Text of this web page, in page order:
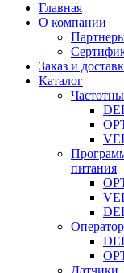
Главная
О компании
Заказ и
Каталог
питания
Датчики